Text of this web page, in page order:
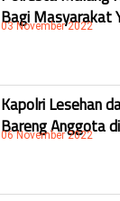
Bagi Masyarakat
03 November 2022
Kapolri Lesehan
Bareng Anggota
06 November 2022